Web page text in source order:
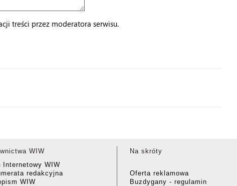
treści przez moderatora serwisu.
WIW
Internetowy WIW
redakcyjna
WIW
Na skróty
Oferta reklamowa
Buzdygany - regulamin